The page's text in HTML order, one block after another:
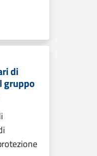
di
gruppo